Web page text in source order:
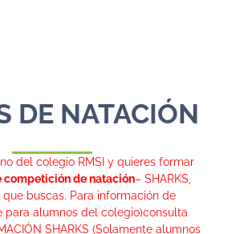
DE NATACIÓN
del colegio RMSI y quieres formar
competición de natación– SHARKS,
buscas. Para información de
para alumnos del colegio)consulta
SHARKS (Solamente alumnos